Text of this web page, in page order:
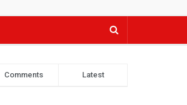
Comments Latest